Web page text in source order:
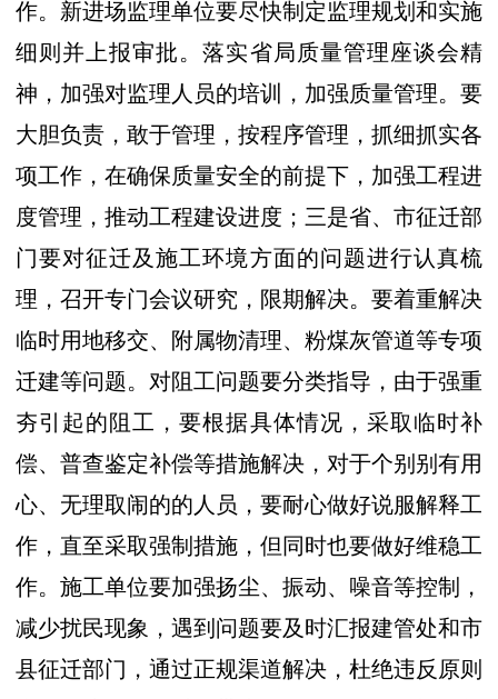
作。新进场监理单位要尽快制定监理规划和实施
细则并上报审批。落实省局质量管理座谈会精
神，加强对监理人员的培训，加强质量管理。要
大胆负责，敢于管理，按程序管理，抓细抓实各
项工作，在确保质量安全的前提下，加强工程进
度管理，推动工程建设进度；三是省、市征迁部
门要对征迁及施工环境方面的问题进行认真梳
理，召开专门会议研究，限期解决。要着重解决
临时用地移交、附属物清理、粉煤灰管道等专项
迁建等问题。对阻工问题要分类指导，由于强重
夯引起的阻工，要根据具体情况，采取临时补
偿、普查鉴定补偿等措施解决，对于个别别有用
心、无理取闹的的人员，要耐心做好说服解释工
作，直至采取强制措施，但同时也要做好维稳工
作。施工单位要加强扬尘、振动、噪音等控制，
减少扰民现象，遇到问题要及时汇报建管处和市
县征迁部门，通过正规渠道解决，杜绝违反原则